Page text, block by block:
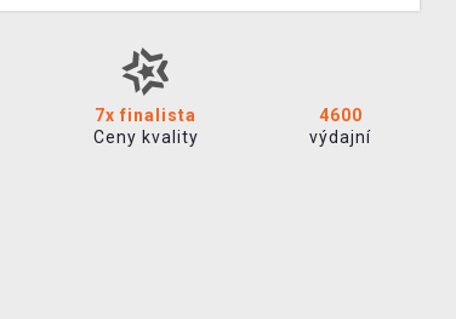
7x finalista
Ceny kvality
4600
výdajní